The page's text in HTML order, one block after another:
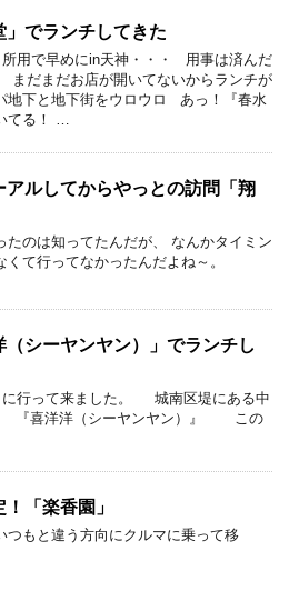
」でランチしてきた
用で早めにin天神・・・ 用事は済んだ
まだまだお店が開いてないからランチが
地下と地下街をウロウロ あっ！『春水
てる！ …
アルしてからやっとの訪問「翔
たのは知ってたんだが、 なんかタイミン
くて行ってなかったんだよね～。
（シーヤンヤン）」でランチし
に行って来ました。 城南区堤にある中
『喜洋洋（シーヤンヤン）』 この
「楽香園」
つもと違う方向にクルマに乗って移